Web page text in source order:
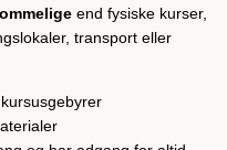
end fysiske kurser,
transport eller